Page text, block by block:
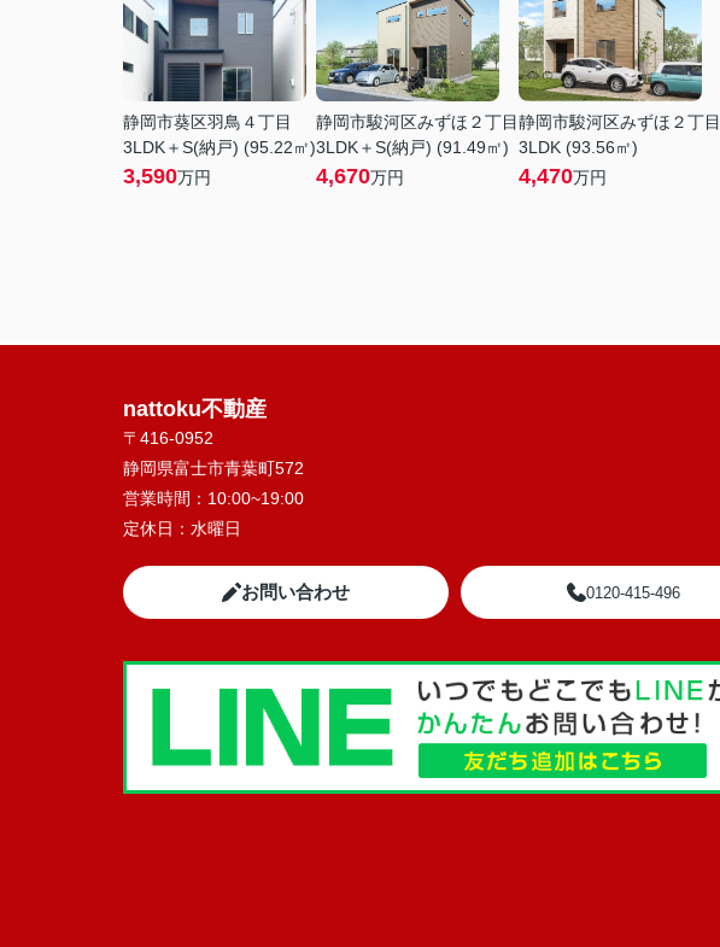
静岡市葵区羽鳥４丁目
3LDK＋S(納戸) (95.22㎡)
3,590万円
静岡市駿河区みずほ２丁目
3LDK＋S(納戸) (91.49㎡)
4,670万円
静岡市駿河区みずほ２丁目
3LDK (93.56㎡)
4,470万円
nattoku不動産
〒416-0952
静岡県富士市青葉町572
営業時間： 10:00~19:00
定休日： 水曜日
お問い合わせ 0120-415-496